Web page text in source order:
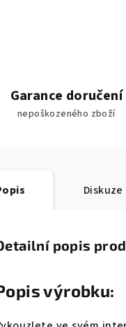
Garance doručení
nepoškozeného zboží
Diskuze
popis
výrobku: